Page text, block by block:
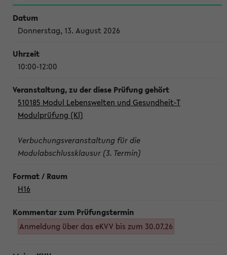
Donnerstag, 13. August 2026
10:00-12:00
510185 Modul Lebenswelten und Gesundheit-T
Modulprüfung (Kl)
Verbuchungsveranstaltung für die
Modulabschlussklausur (3. Termin)
H16
Anmeldung über das eKVV bis zum 30.07.26